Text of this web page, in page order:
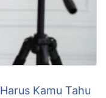
Kamu Tahu